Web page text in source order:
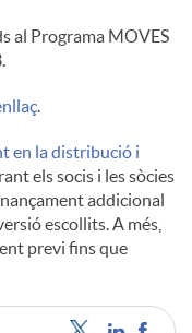
al Programa MOVES
.
en la distribució i
els socis i les sòcies
addicional
escollits. A més,
previ fins que